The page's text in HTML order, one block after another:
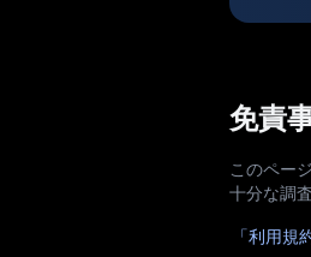
免責
このペー
十分な調
「利用規